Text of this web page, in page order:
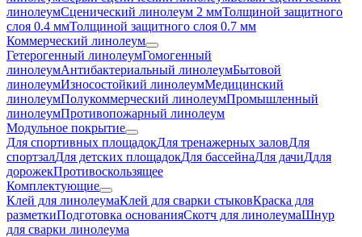
линолеумСценический линолеум 2 ммТолщиной защитного
слоя 0.4 ммТолщиной защитного слоя 0.7 мм
Коммерческий линолеум
Гетерогенный линолеумГомогенный
линолеумАнтибактериальный линолеумБытовой
линолеумИзносостойкий линолеумМедицинский
линолеумПолукоммерческий линолеумПромышленный
линолеумПротивопожарный линолеум
Модульное покрытие
Для спортивных площадокДля тренажерных заловДля
спортзалДля детских площадокДля бассейнаДля дачиДдля
дорожекПротивоскользящее
Комплектующие
Клей для линолеумаКлей для сварки стыковКраска для
разметкиПодготовка основанияСкотч для линолеумаШнур
для сварки линолеума